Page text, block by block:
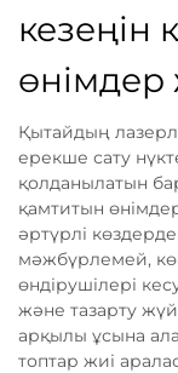
кезеңін
Қытайдың
ерекше сату
қолданылатын
қамтитын
әртүрлі
мәжбүрлемей,
өндірушілері
және тазарту
арқылы ұсына
топтар жиі